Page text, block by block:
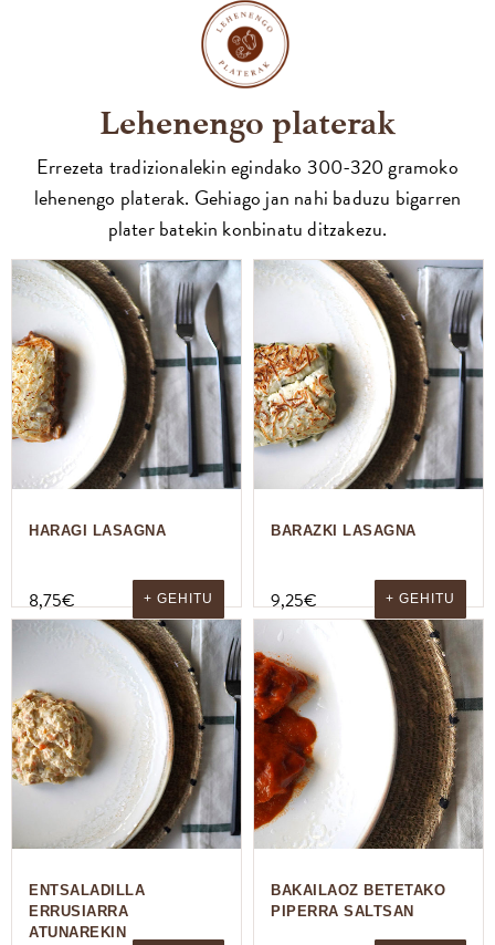
Lehenengo platerak
Errezeta tradizionalekin egindako 300-320 gramoko
lehenengo platerak. Gehiago jan nahi baduzu bigarren
plater batekin konbinatu ditzakezu.
HARAGI LASAGNA
8,75€ + GEHITU
BARAZKI LASAGNA
9,25€ + GEHITU
ENTSALADILLA
ERRUSIARRA
ATUNAREKIN
BAKAILAOZ BETETAKO
PIPERRA SALTSAN